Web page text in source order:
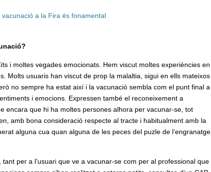
a la Fira és fonamental
i moltes vegades emocionats. Hem viscut moltes experiències en
Molts usuaris han viscut de prop la malaltia, sigui en ells mateixos
no sempre ha estat així i la vacunació sembla com el punt final a
i emocions. Expressen també el reconeixement a
encara que hi ha moltes persones alhora per vacunar-se, tot
amb bona consideració respecte al tracte i habitualment amb la
alguna cua quan alguna de les peces del puzle de l’engranatge
per a l’usuari que ve a vacunar-se com per al professional que